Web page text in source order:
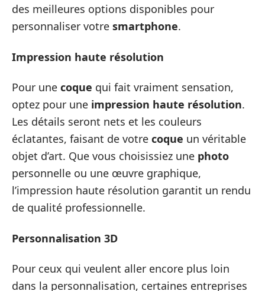
des meilleures options disponibles pour
personnaliser votre smartphone.
Impression haute résolution
Pour une coque qui fait vraiment sensation,
optez pour une impression haute résolution.
Les détails seront nets et les couleurs
éclatantes, faisant de votre coque un véritable
objet d’art. Que vous choisissiez une photo
personnelle ou une œuvre graphique,
l’impression haute résolution garantit un rendu
de qualité professionnelle.
Personnalisation 3D
Pour ceux qui veulent aller encore plus loin
dans la personnalisation, certaines entreprises